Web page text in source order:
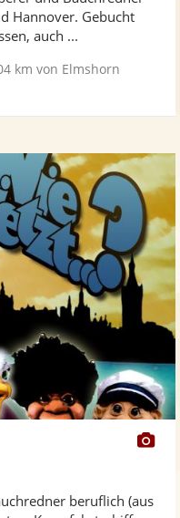
5
Hannover. Gebucht
auch ...
km von Elmshorn
beruflich (aus